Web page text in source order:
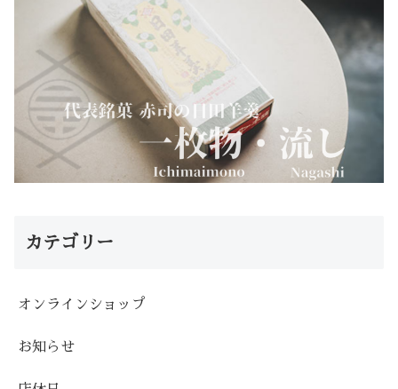
カテゴリー
オンラインショップ
お知らせ